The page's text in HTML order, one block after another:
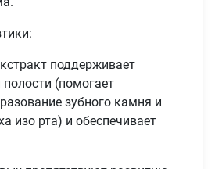
поддерживает
(помогает
зубного камня и
изо рта) и обеспечивает